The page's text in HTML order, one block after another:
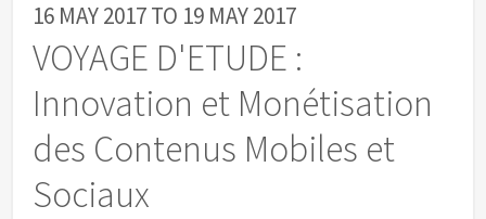
16 MAY 2017TO 19 MAY 2017
VOYAGE D'ETUDE :
Innovation et Monétisation
des Contenus Mobiles et
Sociaux